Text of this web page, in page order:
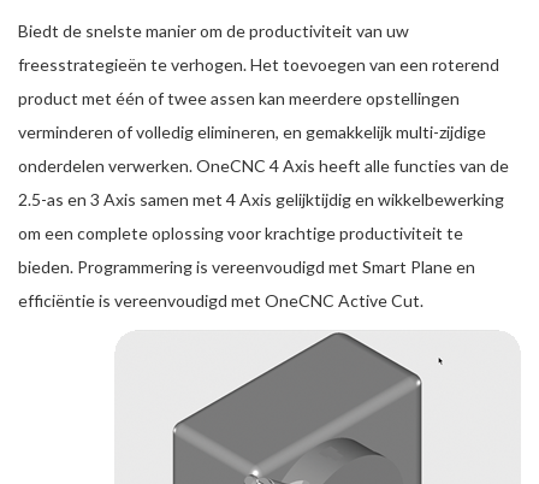
Biedt de snelste manier om de productiviteit van uw
freesstrategieën te verhogen. Het toevoegen van een roterend
product met één of twee assen kan meerdere opstellingen
verminderen of volledig elimineren, en gemakkelijk multi-zijdige
onderdelen verwerken. OneCNC 4 Axis heeft alle functies van de
2.5-as en 3 Axis samen met 4 Axis gelijktijdig en wikkelbewerking
om een complete oplossing voor krachtige productiviteit te
bieden. Programmering is vereenvoudigd met Smart Plane en
efficiëntie is vereenvoudigd met OneCNC Active Cut.